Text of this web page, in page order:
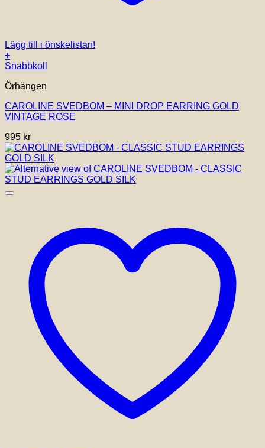
Lägg till i önskelistan!
+
Snabbkoll
Örhängen
CAROLINE SVEDBOM – MINI DROP EARRING GOLD
VINTAGE ROSE
995 kr